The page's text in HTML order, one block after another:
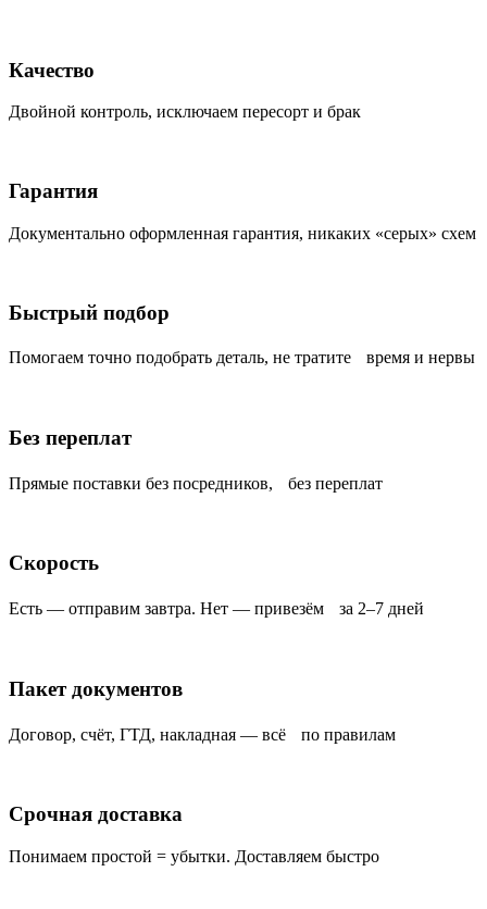
Качество
Двойной контроль, исключаем пересорт и брак
Гарантия
Документально оформленная гарантия, никаких «серых» схем
Быстрый подбор
Помогаем точно подобрать деталь, не тратите время и нервы
Без переплат
Прямые поставки без посредников, без переплат
Скорость
Есть — отправим завтра. Нет — привезём за 2–7 дней
Пакет документов
Договор, счёт, ГТД, накладная — всё по правилам
Срочная доставка
Понимаем простой = убытки. Доставляем быстро